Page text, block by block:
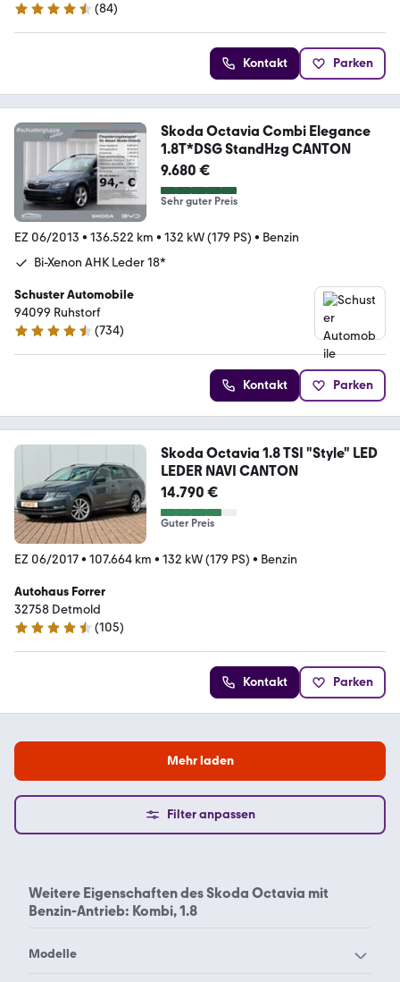
4.3 Sterne
(84)
Kontakt Parken
Skoda Octavia Combi Elegance
1.8T*DSG StandHzg CANTON
9.680 €
Sehr guter Preis
EZ 06/2013 • 136.522 km • 132 kW (179 PS) • Benzin
Bi-Xenon AHK Leder 18*
Schuster Automobile
94099 Ruhstorf
4.6 Sterne
(734)
Kontakt Parken
Skoda Octavia 1.8 TSI "Style" LED
LEDER NAVI CANTON
14.790 €
Guter Preis
EZ 06/2017• 107.664 km • 132 kW (179 PS) • Benzin
Autohaus Forrer
32758 Detmold
4.7 Sterne
(105)
Kontakt Parken
Mehr laden
Filter anpassen
Weitere Eigenschaften desSkoda Octavia mit
Benzin-Antrieb: Kombi, 1.8
Modelle